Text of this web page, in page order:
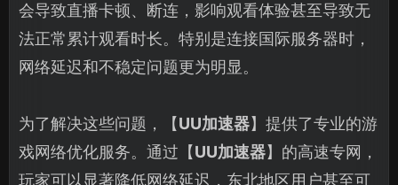
会导致直播卡顿、断连，影响观看体验甚至导致无
法正常累计观看时长。特别是连接国际服务器时，
网络延迟和不稳定问题更为明显。
为了解决这些问题，【UU加速器】提供了专业的游
戏网络优化服务。通过【UU加速器】的高速专网，
玩家可以显著降低网络延迟，东北地区用户甚至可